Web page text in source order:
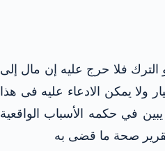
الترك فلا حرج عليه إن مال إلى
ولا يمكن الادعاء عليه فى هذا
في حكمه الأسباب الواقعية
بتقرير صحة ما قضى به